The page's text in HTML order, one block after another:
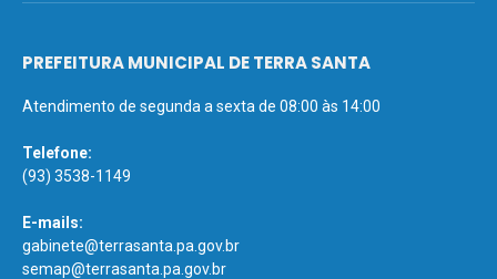
PREFEITURA MUNICIPAL DE TERRA SANTA
Atendimento de segunda a sexta de 08:00 às 14:00
Telefone:
(93) 3538-1149
E-mails:
gabinete@terrasanta.pa.gov.br
semap@terrasanta.pa.gov.br